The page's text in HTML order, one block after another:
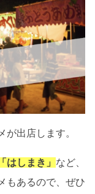
が出店します。
はしまき」 など、
もあるので、ぜひ